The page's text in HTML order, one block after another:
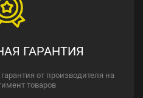
ГАРАНТИЯ
от производителя на
товаров